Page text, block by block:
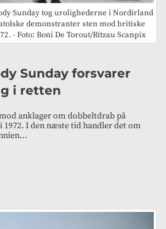
Sunday tog urolighederne i Nordirland
demonstranter sten mod britiske
- Foto: Boni De Torout/Ritzau Scanpix
Sunday forsvarer
i retten
anklager om dobbeltdrab på
I den næste tid handler det om